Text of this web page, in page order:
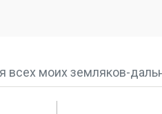
моих земляков-